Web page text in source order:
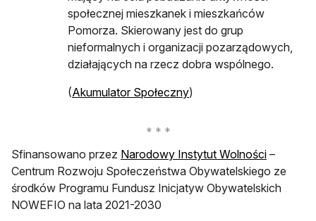
społecznej mieszkanek i mieszkańców
Pomorza. Skierowany jest do grup
nieformalnych i organizacji pozarządowych,
działających na rzecz dobra wspólnego.
(Akumulator Społecznyotwiera się w nowej
)
Sfinansowano przez Narodowy Instytut Wolnościotwiera
–
Centrum Rozwoju Społeczeństwa Obywatelskiego ze
środków Programu Fundusz Inicjatyw Obywatelskich
NOWEFIO na lata 2021-2030